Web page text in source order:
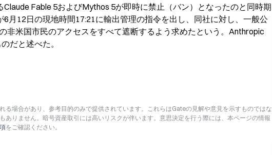
Fable 5およびMythos 5が即時に禁止（バン）となったのと同時期
月12日の現地時間17:21に輸出管理の指令を出し、同社に対し、一般公
非米国市民のアクセスをすべて遮断するよう求めたという。Anthropic
だと述べた。
る場合があり、参考目的のみで提供されています。これらはGateの見解や意見を示すものではな
ありません。暗号資産取引には高いリスクが伴います。意思決定を行う際には、本ページの情報
をご確認ください。